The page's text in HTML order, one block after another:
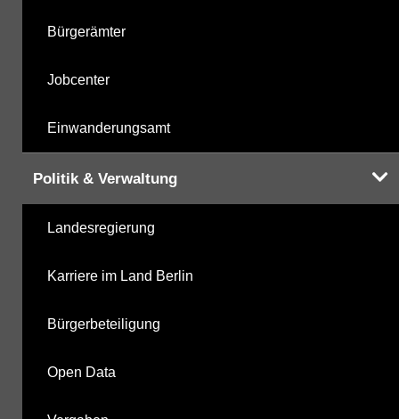
Bürgerämter
Jobcenter
Einwanderungsamt
Politik & Verwaltung
Landesregierung
Karriere im Land Berlin
Bürgerbeteiligung
Open Data